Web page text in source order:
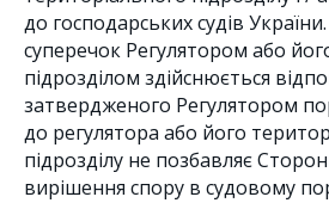
до господарських судів
суперечок Регулятором або
підрозділом здійснюється
затвердженого Регулятором
до регулятора або його
підрозділу не позбавляє
вирішення спору в судовому